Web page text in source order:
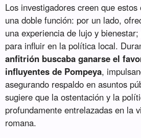
Los investigadores creen que
una doble función: por un lado,
una experiencia de lujo y
para influir en la política local.
anfitrión buscaba ganarse el
influyentes de Pompeya,
asegurando respaldo en asuntos
sugiere que la ostentación y la
profundamente entrelazadas en la
romana.